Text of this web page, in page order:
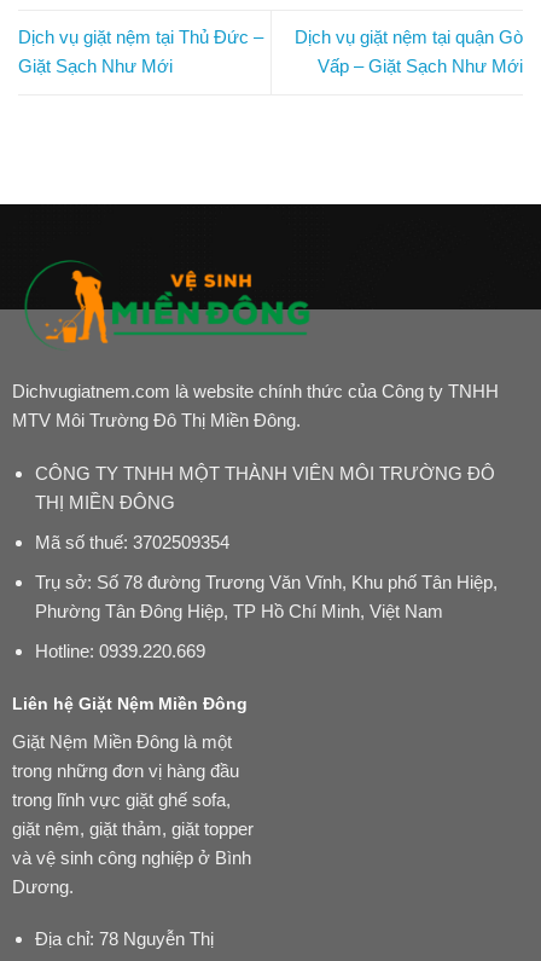
Dịch vụ giặt nệm tại Thủ Đức –
Giặt Sạch Như Mới
Dịch vụ giặt nệm tại quận Gò
Vấp – Giặt Sạch Như Mới
Dichvugiatnem.com là website chính thức của Công ty TNHH
MTV Môi Trường Đô Thị Miền Đông.
CÔNG TY TNHH MỘT THÀNH VIÊN MÔI TRƯỜNG ĐÔ
THỊ MIỀN ĐÔNG
Mã số thuế: 3702509354
Trụ sở: Số 78 đường Trương Văn Vĩnh, Khu phố Tân Hiệp,
Phường Tân Đông Hiệp, TP Hồ Chí Minh, Việt Nam
Hotline:0939.220.669
Liên hệ Giặt Nệm Miền Đông
Giặt Nệm Miền Đông là một
trong những đơn vị hàng đầu
trong lĩnh vực giặt ghế sofa,
giặt nệm, giặt thảm, giặt topper
và vệ sinh công nghiệp ở Bình
Dương.
Địa chỉ: 78 Nguyễn Thị